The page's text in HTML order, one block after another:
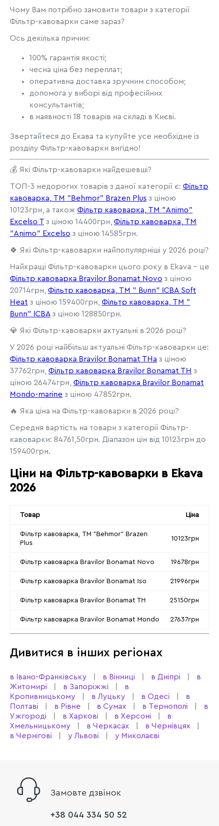
Чому Вам потрібно замовити товари з категорії
Фільтр-кавоварки саме зараз?
Ось декілька причин:
100% гарантія якості;
чесна ціна без переплат;
оперативна доставка зручним способом;
допомога у виборі від професійних
консультантів;
в наявності 18 товарів на складі в Києві.
Звертайтеся до Екава та купуйте усе необхідне із
розділу Фільтр-кавоварки вигідно!
💰 Які Фільтр-кавоварки найдешевші?
ТОП-3 недорогих товарів з даної категорії є: Фільтр
кавоварка, TM "Behmor" Brazen Plus з ціною
10123грн, а також Фільтр кавоварка, ТМ "Animo"
Excelso T з ціною 14400грн, Фільтр кавоварка, ТМ
"Animo" Excelso з ціною 14585грн.
🍀 Які Фільтр-кавоварки найпопулярніші у 2026 році?
Найкращі Фільтр-кавоварки цього року в Ekava - це
Фільтр кавоварка Bravilor Bonamat Novo з ціною
20714грн, Фільтр кавоварка, ТМ " Bunn" ICBA Soft
Heat з ціною 159400грн, Фільтр кавоварка, ТМ "
Bunn" ICBA з ціною 128850грн.
💎 Які Фільтр-кавоварки актуальні в 2026 році?
У 2026 році найбільш актуальні Фільтр-кавоварки це:
Фільтр кавоварка Bravilor Bonamat THa з ціною
37762грн, Фільтр кавоварка Bravilor Bonamat TH з
ціною 26474грн, Фільтр кавоварка Bravilor Bonamat
Mondo-marine з ціною 47852грн.
🔥 Яка ціна на Фільтр-кавоварки в 2026 році?
Середня вартість на товари з категорії Фільтр-
кавоварки: 84761,50грн. Діапазон цін від 10123грн до
159400грн.
Ціни на Фільтр-кавоварки в Ekava
2026
Товар Ціна
Фільтр кавоварка, TM "Behmor" Brazen
Plus
10123грн
Фільтр кавоварка Bravilor Bonamat Novo 19678грн
Фільтр кавоварка Bravilor Bonamat Iso 21996грн
Фільтр кавоварка Bravilor Bonamat TH 25150грн
Фільтр кавоварка Bravilor Bonamat Mondo 27637грн
Дивитися в інших регіонах
в Івано-Франківську в Вінниці в Дніпрі
в
Житомирі
в Запоріжжі
в
Кропивницькому
в Луцьку в Одесі
в
Полтаві
в Рівне в Сумах в Тернополі
в
Ужгороді
в Харкові в Херсоні
в
Хмельницькому
в Черкасах
в Чернівцях
в Чернігові
у Львові у Миколаєві
Замовте дзвінок
+38 044 334 50 52